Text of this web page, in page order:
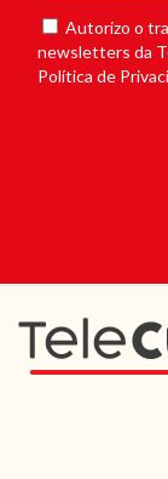
Autorizo o
newsletters da
Política de